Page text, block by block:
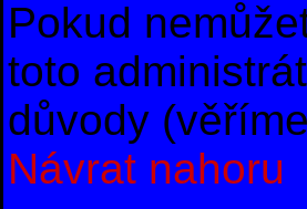
Pokud
toto
důvody
Návrat nahoru